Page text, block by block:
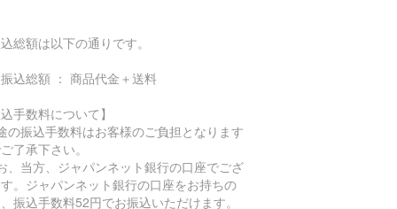
総額は以下の通りです。
込総額 ： 商品代金＋送料
込手数料について】
の振込手数料はお客様のご負担となります
了承下さい。
、当方、ジャパンネット銀行の口座でござ
。ジャパンネット銀行の口座をお持ちの
振込手数料52円でお振込いただけます。